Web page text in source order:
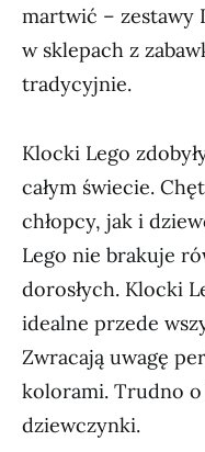
martwić – zestawy
w sklepach z
tradycyjnie.
Klocki Lego
całym świecie.
chłopcy, jak i
Lego nie brakuje
dorosłych. Klocki
idealne przede
Zwracają uwagę
kolorami. Trudno
dziewczynki.